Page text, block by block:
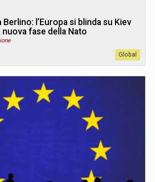
Berlino: l’Europa si blinda su Kiev
nuova fase della Nato
Global